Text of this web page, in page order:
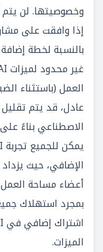
وخصوصيتها. لن يتم
إذا وافقت على
العمل (باستثناء
عادل، قد يتم
الاصطناعي بناءً
الإضافي، حيث
أعضاء مساحة
بمجرد استهلاك
الميزات.